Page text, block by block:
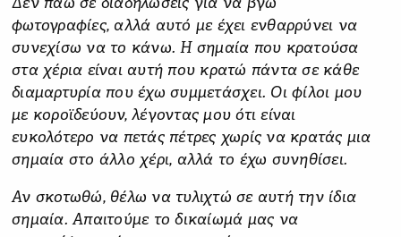
Δεν πάω σε διαδηλώσεις για να βγω
φωτογραφίες, αλλά αυτό με έχει ενθαρρύνει να
συνεχίσω να το κάνω. Η σημαία που κρατούσα
στα χέρια είναι αυτή που κρατώ πάντα σε κάθε
διαμαρτυρία που έχω συμμετάσχει. Οι φίλοι μου
με κοροϊδεύουν, λέγοντας μου ότι είναι
ευκολότερο να πετάς πέτρες χωρίς να κρατάς μια
σημαία στο άλλο χέρι, αλλά το έχω συνηθίσει.
Αν σκοτωθώ, θέλω να τυλιχτώ σε αυτή την ίδια
σημαία. Απαιτούμε το δικαίωμά μας να